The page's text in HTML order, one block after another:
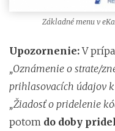
Základné menu v
Upozornenie:V
„Oznámenie o strate/
prihlasovacích údajov k
„Žiadosť o pridelenie
potom do doby